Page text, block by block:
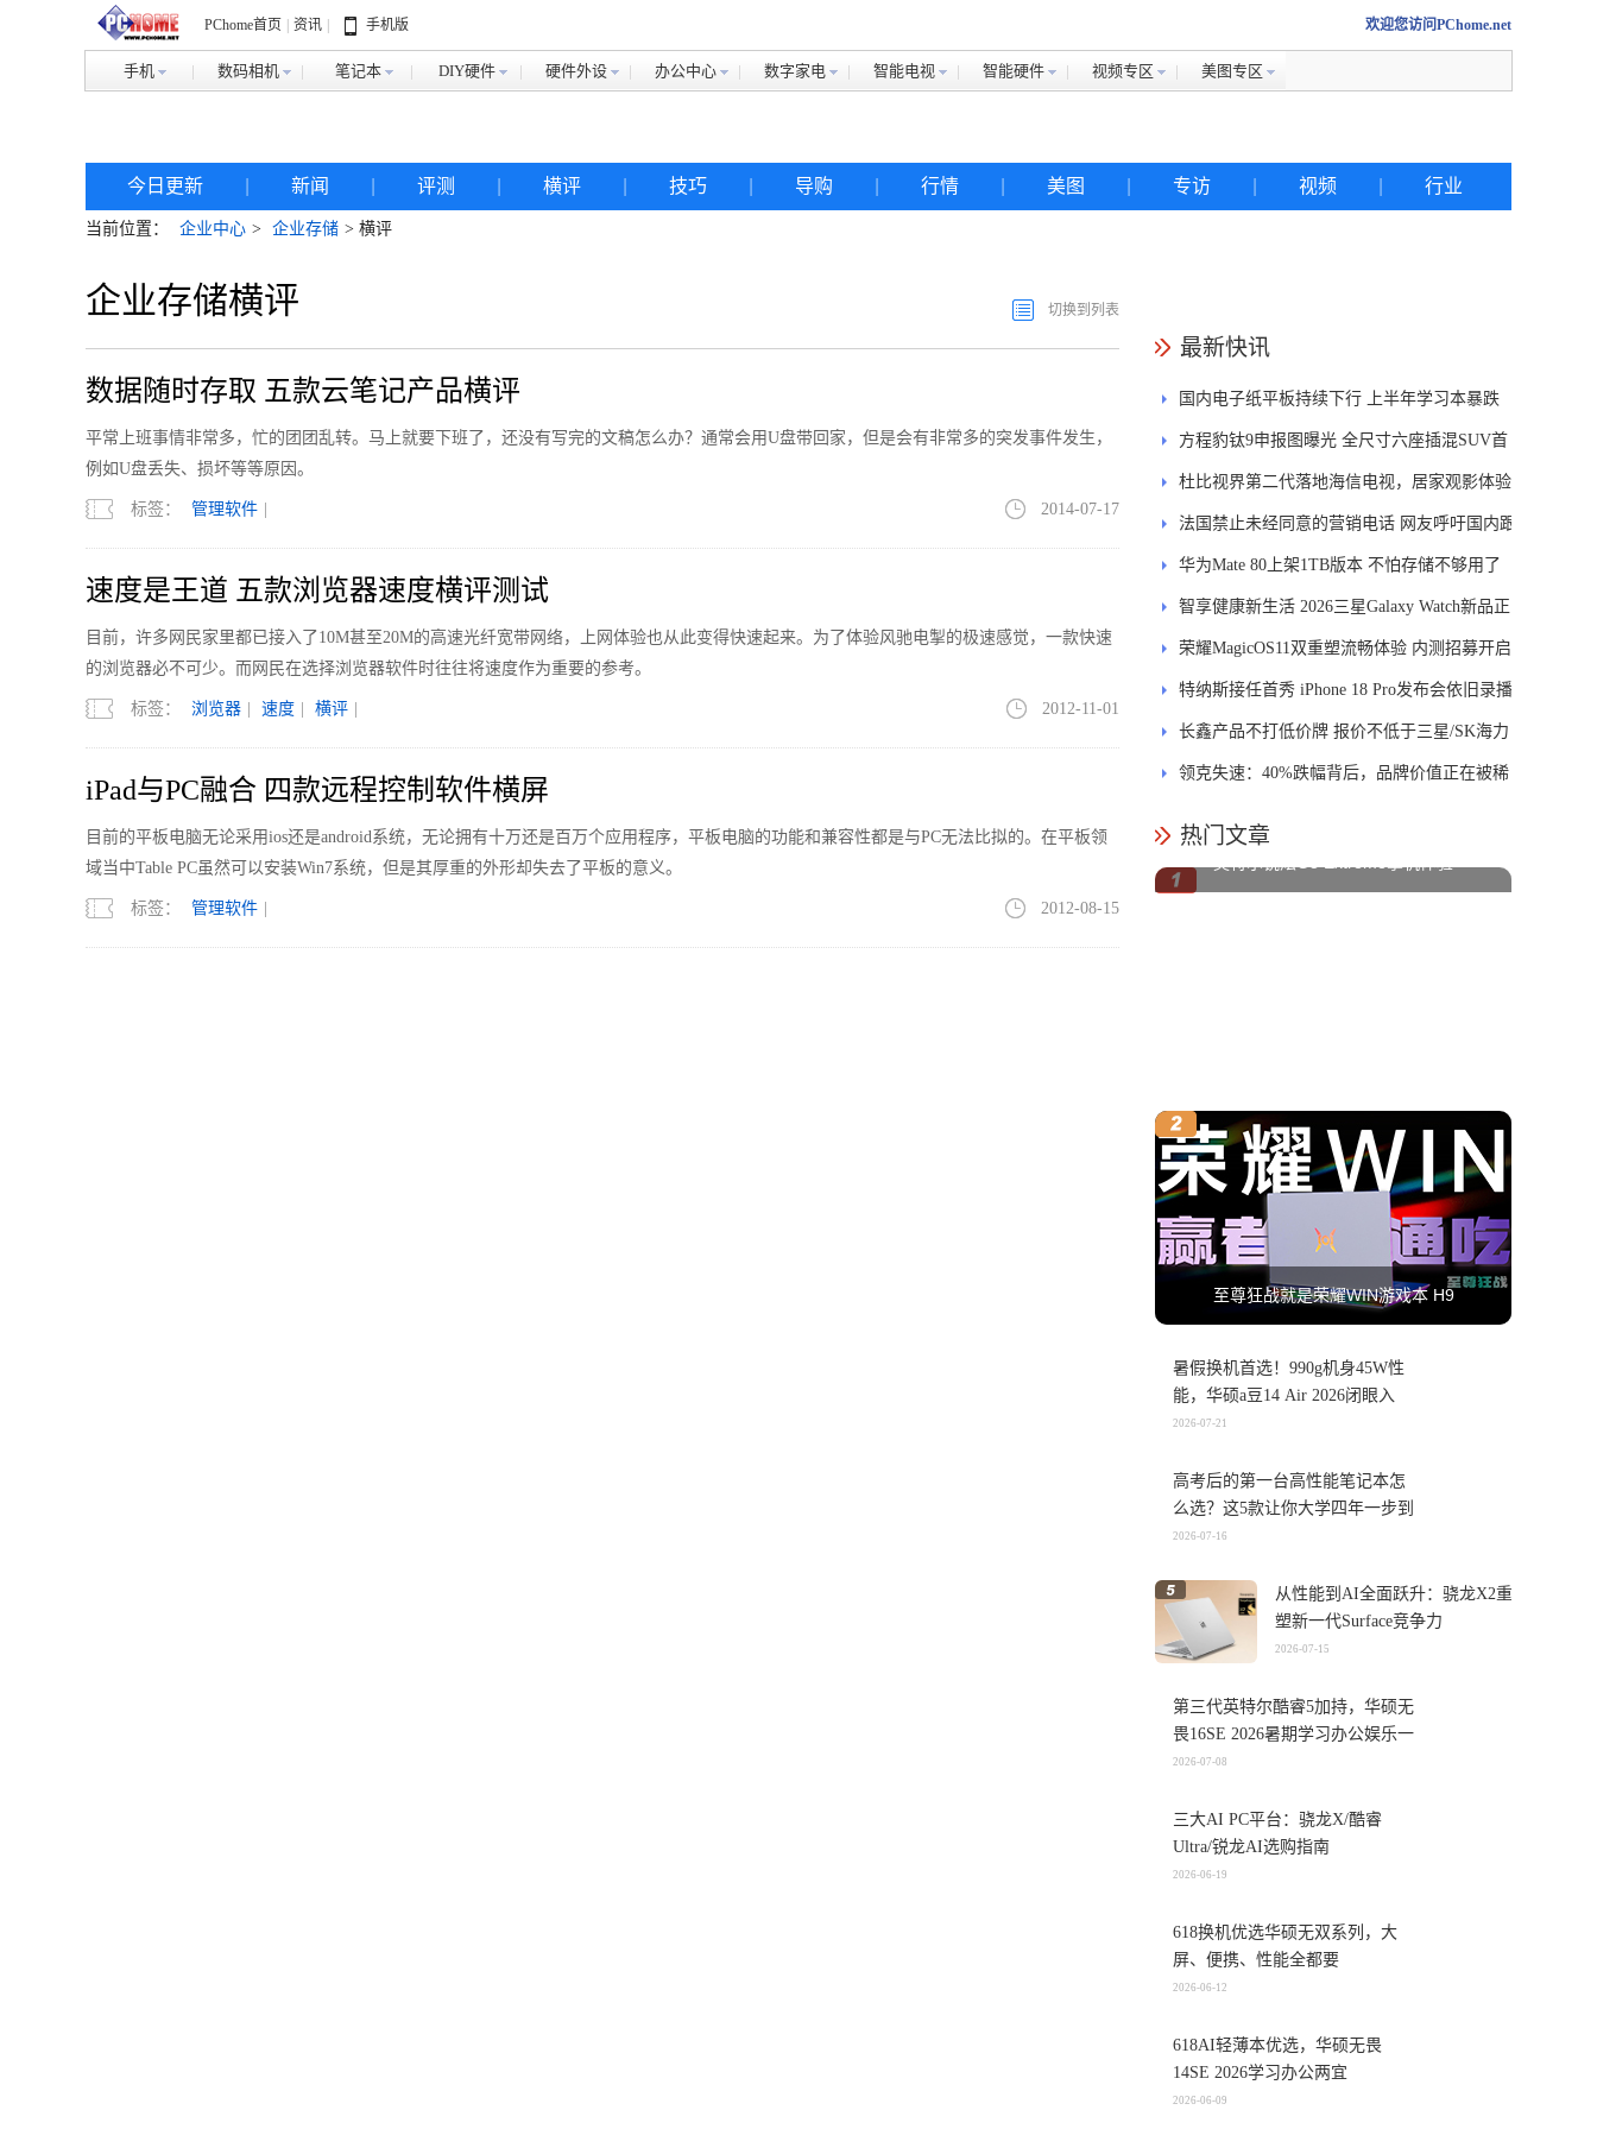
PChome首页 资讯 手机版 欢迎您访问PChome.net
手机 数码相机 笔记本 DIY硬件 硬件外设 办公中心 数字家电 智能电视 智能硬件 视频专区 美图专区
今日更新 新闻 评测 横评 技巧 导购 行情 美图 专访 视频 行业
当前位置： 企业中心 > 企业存储 > 横评
企业存储横评 切换到列表
数据随时存取 五款云笔记产品横评
平常上班事情非常多，忙的团团乱转。马上就要下班了，还没有写完的文稿怎么办？通常会用U盘带回家，但是会有非常多的突发事件发生，
例如U盘丢失、损坏等等原因。
标签： 管理软件 2014-07-17
速度是王道 五款浏览器速度横评测试
目前，许多网民家里都已接入了10M甚至20M的高速光纤宽带网络，上网体验也从此变得快速起来。为了体验风驰电掣的极速感觉，一款快速
的浏览器必不可少。而网民在选择浏览器软件时往往将速度作为重要的参考。
标签： 浏览器 速度 横评 2012-11-01
iPad与PC融合 四款远程控制软件横屏
目前的平板电脑无论采用ios还是android系统，无论拥有十万还是百万个应用程序，平板电脑的功能和兼容性都是与PC无法比拟的。在平板领
域当中Table PC虽然可以安装Win7系统，但是其厚重的外形却失去了平板的意义。
标签： 管理软件 2012-08-15
最新快讯
国内电子纸平板持续下行 上半年学习本暴跌
84.6%
方程豹钛9申报图曝光 全尺寸六座插混SUV首
发DMS
杜比视界第二代落地海信电视，居家观影体验
能迎来哪些升级？
法国禁止未经同意的营销电话 网友呼吁国内跟
进
华为Mate 80上架1TB版本 不怕存储不够用了
智享健康新生活 2026三星Galaxy Watch新品正
式开售
荣耀MagicOS11双重塑流畅体验 内测招募开启
特纳斯接任首秀 iPhone 18 Pro发布会依旧录播
长鑫产品不打低价牌 报价不低于三星/SK海力
士
领克失速：40%跌幅背后，品牌价值正在被稀
热门文章
至尊狂战就是荣耀WIN游戏本 H9
暑假换机首选！990g机身45W性
能，华硕a豆14 Air 2026闭眼入
2026-07-21
高考后的第一台高性能笔记本怎
么选？这5款让你大学四年一步到
位
2026-07-16
从性能到AI全面跃升：骁龙X2重
塑新一代Surface竞争力
2026-07-15
第三代英特尔酷睿5加持，华硕无
畏16SE 2026暑期学习办公娱乐一
机搞定
2026-07-08
三大AI PC平台：骁龙X/酷睿
Ultra/锐龙AI选购指南
2026-06-19
618换机优选华硕无双系列，大
屏、便携、性能全都要
2026-06-12
618AI轻薄本优选，华硕无畏
14SE 2026学习办公两宜
2026-06-09